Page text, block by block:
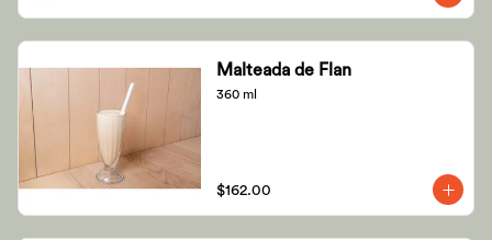
Malteada de Flan
360 ml
$162.00